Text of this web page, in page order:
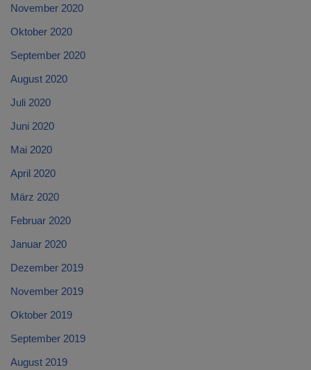
November 2020
Oktober 2020
September 2020
August 2020
Juli 2020
Juni 2020
Mai 2020
April 2020
März 2020
Februar 2020
Januar 2020
Dezember 2019
November 2019
Oktober 2019
September 2019
August 2019